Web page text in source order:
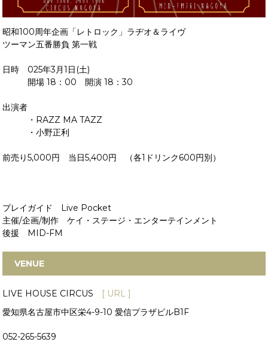
昭和100周年企画「レトロック」ラヂオ＆ライヴ
ツーマン五番勝負 第一戦
日時 025年3月1日(土)
開場 18：00 開演 18：30
出演者
・RAZZ MA TAZZ
・小野正利
前売り5,000円 当日5,400円 （各1ドリンク600円別）
プレイガイド Live Pocket
主催/企画/制作 ケイ・ステージ・エンターテインメント
後援 MID-FM
VENUE
LIVE HOUSE CIRCUS
[ URL ]
愛知県名古屋市中区栄4-9-10 愛信プラザビルB1F
052-265-5639